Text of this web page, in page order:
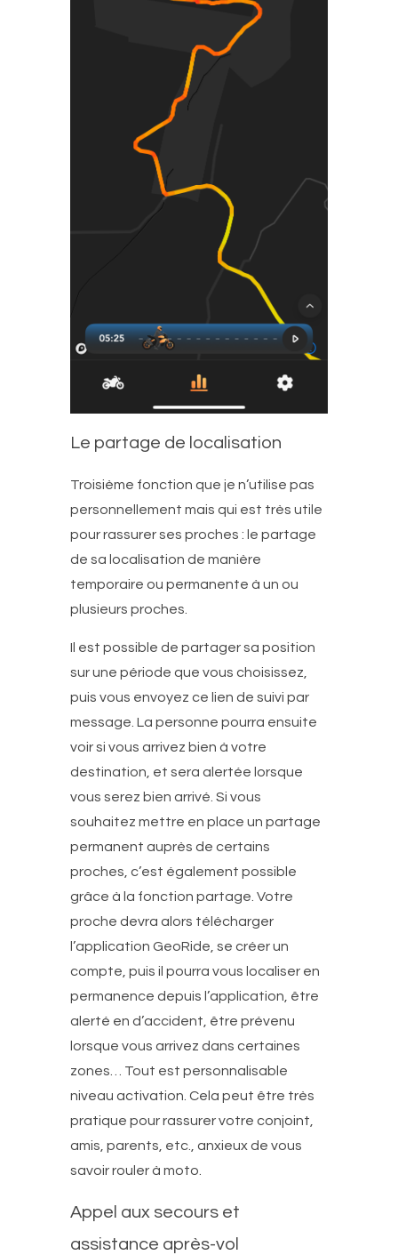
Le partage de localisation
Troisième fonction que je n’utilise pas
personnellement mais qui est très utile
pour rassurer ses proches : le partage
de sa localisation de manière
temporaire ou permanente à un ou
plusieurs proches.
Il est possible de partager sa position
sur une période que vous choisissez,
puis vous envoyez ce lien de suivi par
message. La personne pourra ensuite
voir si vous arrivez bien à votre
destination, et sera alertée lorsque
vous serez bien arrivé. Si vous
souhaitez mettre en place un partage
permanent auprès de certains
proches, c’est également possible
grâce à la fonction partage. Votre
proche devra alors télécharger
l’application GeoRide, se créer un
compte, puis il pourra vous localiser en
permanence depuis l’application, être
alerté en d’accident, être prévenu
lorsque vous arrivez dans certaines
zones… Tout est personnalisable
niveau activation. Cela peut être très
pratique pour rassurer votre conjoint,
amis, parents, etc., anxieux de vous
savoir rouler à moto.
Appel aux secours et
assistance après-vol